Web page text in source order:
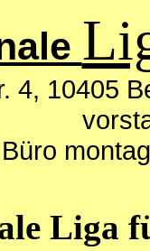
4, 10405
Büro
Liga